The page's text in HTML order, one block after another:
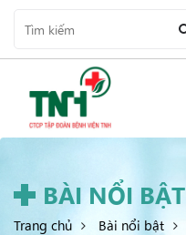
BÀI NỔI BẬT
Trang chủ Bài nổi bật